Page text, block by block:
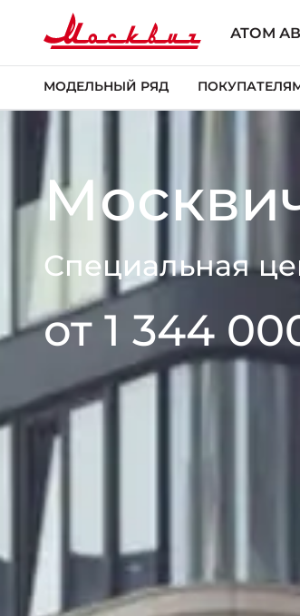
АТОМ
МОДЕЛЬНЫЙ РЯД
Специальная
от 1 344